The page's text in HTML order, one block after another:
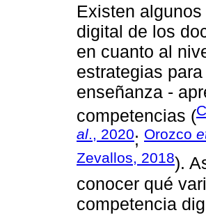
Existen
digital de los
en cuanto al
estrategias
enseñanza -
competencias (
al., 2020; Orozco
Zevallos, 2018).
conocer qué
competencia